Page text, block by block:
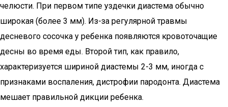
челюсти. При первом типе уздечки диастема обычно
широкая (более 3 мм). Из-за регулярной травмы
десневого сосочка у ребенка появляются кровоточащие
десны во время еды. Второй тип, как правило,
характеризуется шириной диастемы 2-3 мм, иногда с
признаками воспаления, дистрофии пародонта. Диастема
мешает правильной дикции ребенка.